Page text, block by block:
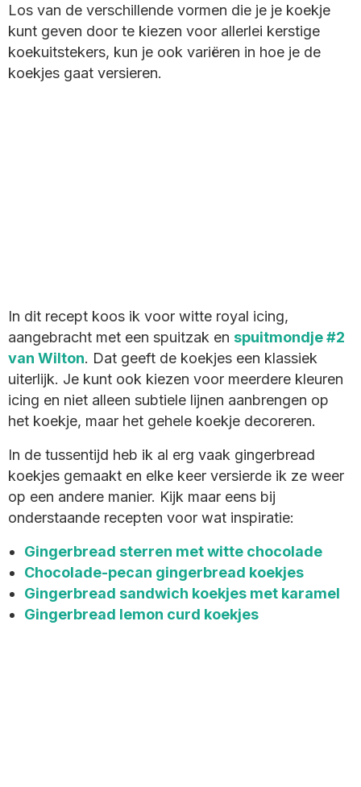
Los van de verschillende vormen die je je koekje
kunt geven door te kiezen voor allerlei kerstige
koekuitstekers, kun je ook variëren in hoe je de
koekjes gaat versieren.
In dit recept koos ik voor witte royal icing,
aangebracht met een spuitzak en spuitmondje #2
van Wilton. Dat geeft de koekjes een klassiek
uiterlijk. Je kunt ook kiezen voor meerdere kleuren
icing en niet alleen subtiele lijnen aanbrengen op
het koekje, maar het gehele koekje decoreren.
In de tussentijd heb ik al erg vaak gingerbread
koekjes gemaakt en elke keer versierde ik ze weer
op een andere manier. Kijk maar eens bij
onderstaande recepten voor wat inspiratie:
Gingerbread sterren met witte chocolade
Chocolade-pecan gingerbread koekjes
Gingerbread sandwich koekjes met karamel
Gingerbread lemon curd koekjes